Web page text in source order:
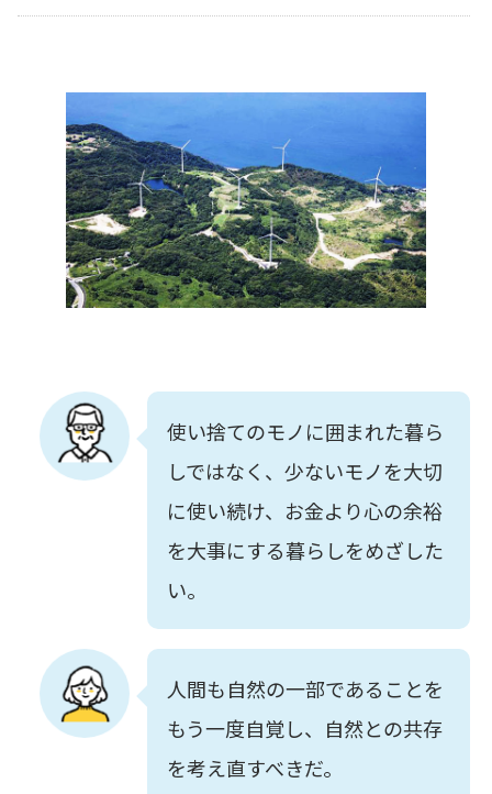
使い捨てのモノに囲まれた暮ら
しではなく、少ないモノを大切
に使い続け、お金より心の余裕
を大事にする暮らしをめざした
い。
人間も自然の一部であることを
もう一度自覚し、自然との共存
を考え直すべきだ。